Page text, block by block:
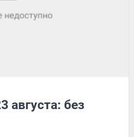
августа: без